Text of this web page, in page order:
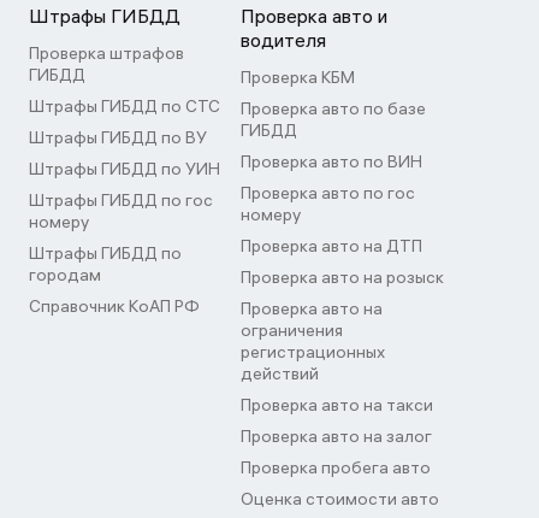
Штрафы ГИБДД
Проверка штрафов
ГИБДД
Штрафы ГИБДД по СТС
Штрафы ГИБДД по ВУ
Штрафы ГИБДД по УИН
Штрафы ГИБДД по гос
номеру
Штрафы ГИБДД по
городам
Справочник КоАП РФ
Проверка авто и
водителя
Проверка КБМ
Проверка авто по базе
ГИБДД
Проверка авто по ВИН
Проверка авто по гос
номеру
Проверка авто на ДТП
Проверка авто на розыск
Проверка авто на
ограничения
регистрационных
действий
Проверка авто на такси
Проверка авто на залог
Проверка пробега авто
Оценка стоимости авто